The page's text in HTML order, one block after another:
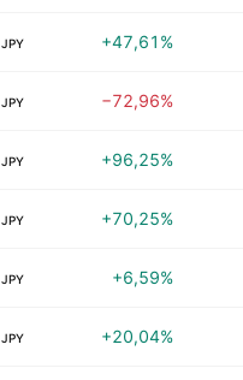
JPY +47,61%
JPY −72,96%
JPY +96,25%
JPY +70,25%
JPY +6,59%
JPY +20,04%